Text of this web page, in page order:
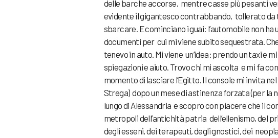
delle barche accorse, mentre casse più pesanti
evidente il gigantesco contrabbando, tollerato
sbarcare. E cominciano i guai: l’automobile non
documenti per cui mi viene subito sequestrata.
tenevo in auto. Mi viene un’idea: prendo un taxi e
spiegazioni e aiuto. Trovo chi mi ascolta e mi fa
momento di lasciare l’Egitto. Il console mi invita
Strega) dopo un mese di astinenza forzata (per la
lungo di Alessandria e scopro con piacere che il
metropoli dell’antichità patria dell’ellenismo, del
degli esseni, dei terapeuti, degli gnostici, dei